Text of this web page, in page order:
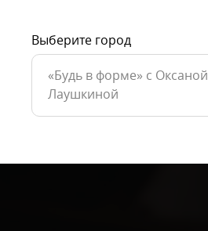
Выберите город
«Будь в форме» c Оксаной
Лаушкиной